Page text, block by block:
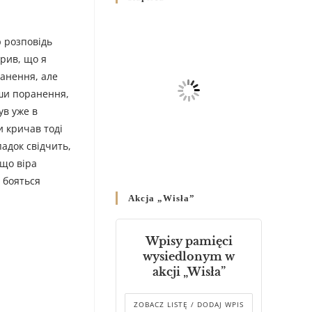
що я
але
поранення,
уже в
кричав тоді
свідчить,
віра
Родин
Справ Молоді та встановленя
складу Катихитичної Комісії
днях 2-12 липня 2024 р.”
Декрет єпископів
Перемисько-Варшавської
Митрополії стосовно
звершування Божественної
літургії
Akcja „Wisła”
Wpisy pamięci
wysiedlonym w
akcji „Wisła”
ZOBACZ LISTĘ / DODAJ WPIS